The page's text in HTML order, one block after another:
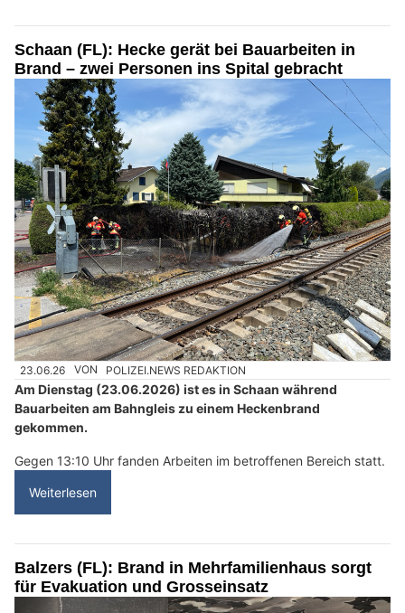
Schaan (FL): Hecke gerät bei Bauarbeiten in
Brand – zwei Personen ins Spital gebracht
23.06.26 VON POLIZEI.NEWS REDAKTION
Am Dienstag (23.06.2026) ist es in Schaan während
Bauarbeiten am Bahngleis zu einem Heckenbrand
gekommen.
Gegen 13:10 Uhr fanden Arbeiten im betroffenen Bereich statt.
Weiterlesen
Balzers (FL): Brand in Mehrfamilienhaus sorgt
für Evakuation und Grosseinsatz